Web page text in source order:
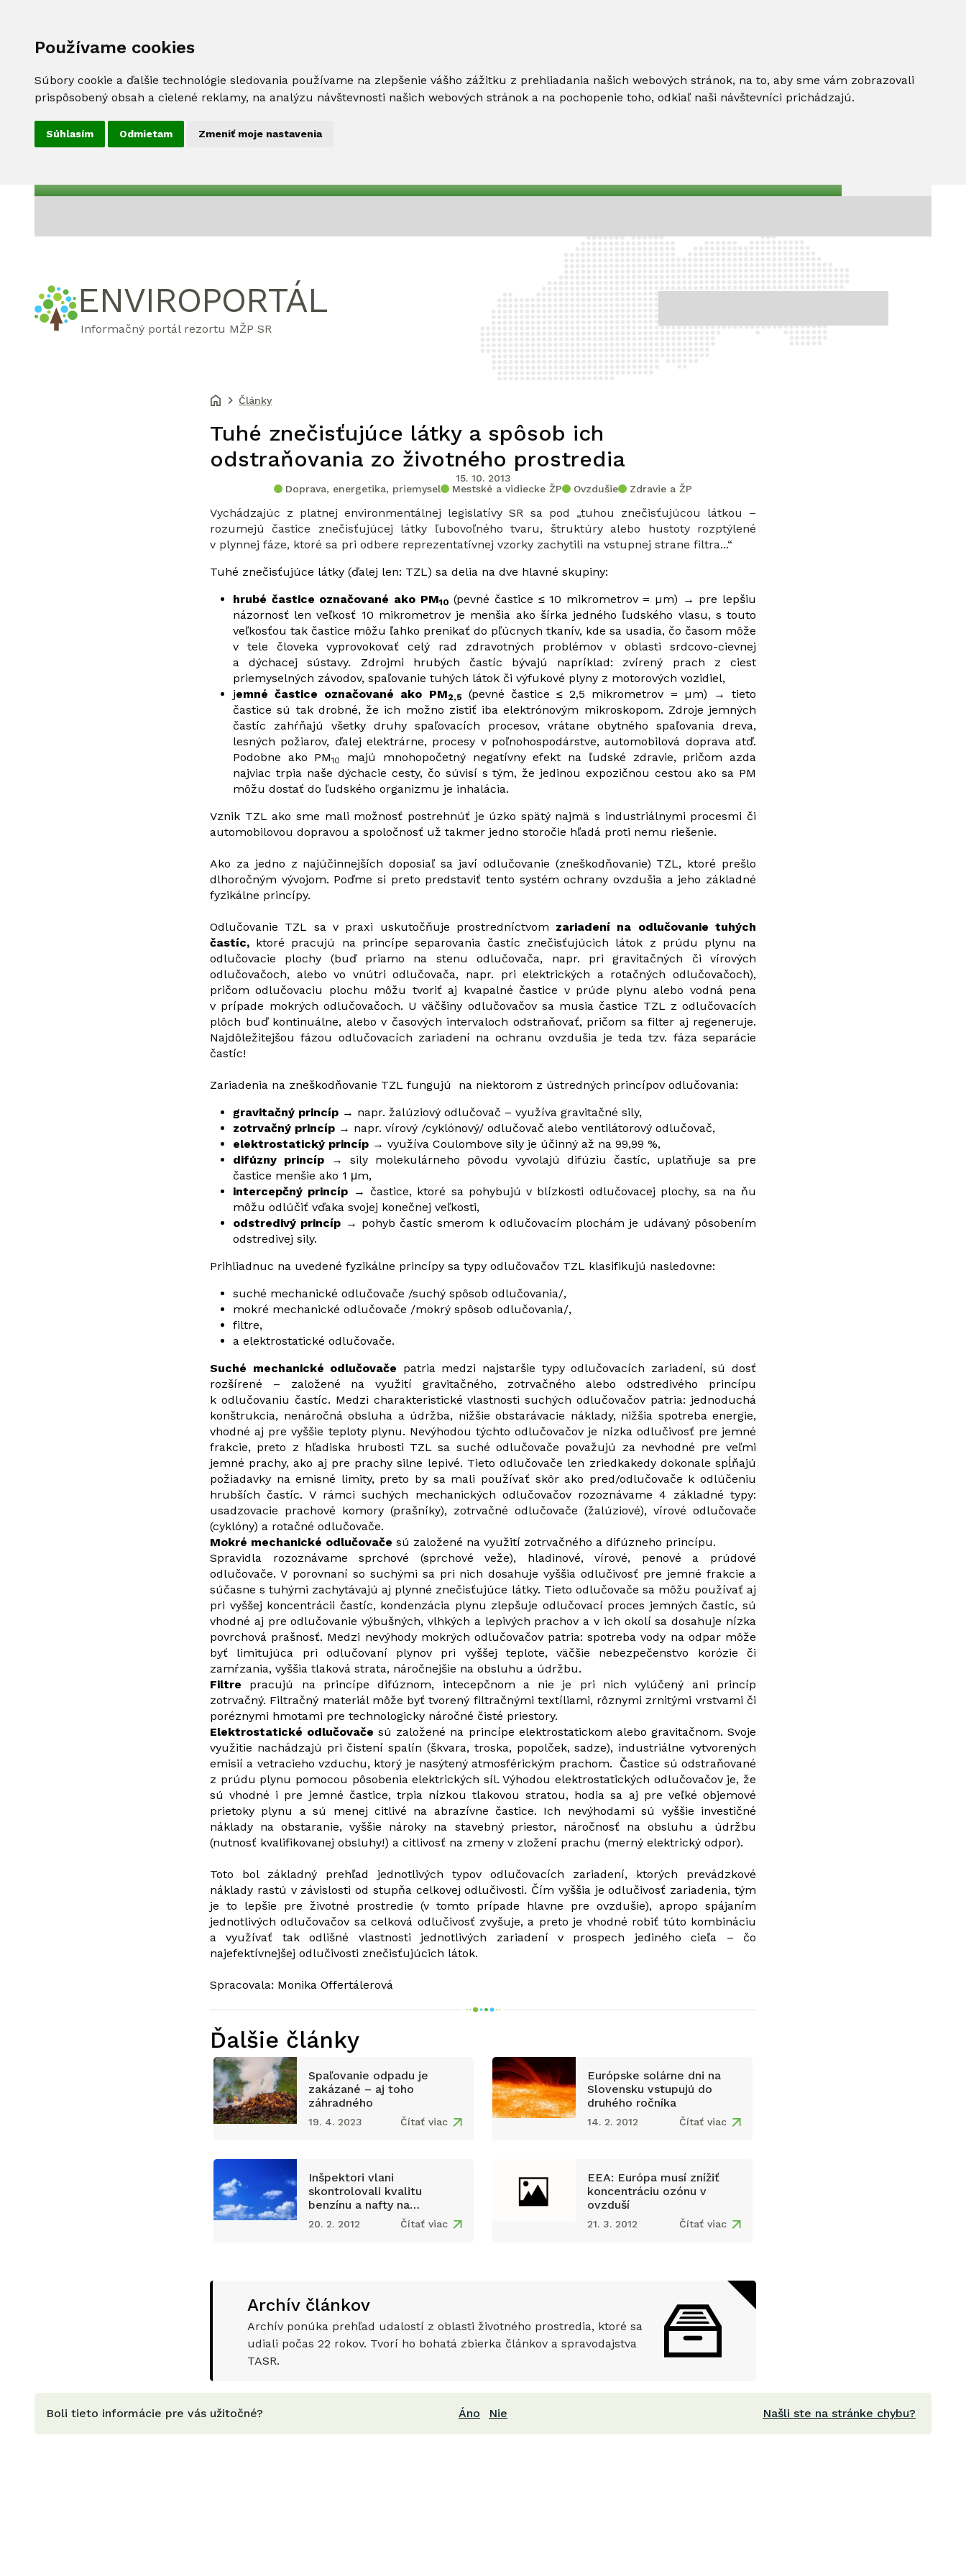
Používame cookies
Súbory cookie a ďalšie technológie sledovania používame na zlepšenie vášho zážitku z prehliadania našich webových stránok, na to, aby sme vám zobrazovali
prispôsobený obsah a cielené reklamy, na analýzu návštevnosti našich webových stránok a na pochopenie toho, odkiaľ naši návštevníci prichádzajú.
Súhlasím Odmietam Zmeniť moje nastavenia
ENVIROPORTÁL
Informačný portál rezortu MŽP SR
Články
Tuhé znečisťujúce látky a spôsob ich
odstraňovania zo životného prostredia
15. 10. 2013
Doprava, energetika, priemysel
Mestské a vidiecke ŽP Ovzdušie Zdravie a ŽP
Vychádzajúc z platnej environmentálnej legislatívy SR sa pod „tuhou znečisťujúcou látkou –
rozumejú častice znečisťujúcej látky ľubovoľného tvaru, štruktúry alebo hustoty rozptýlené
v plynnej fáze, ktoré sa pri odbere reprezentatívnej vzorky zachytili na vstupnej strane filtra...“
Tuhé znečisťujúce látky (ďalej len: TZL) sa delia na dve hlavné skupiny:
hrubé častice označované ako PM10 (pevné častice ≤ 10 mikrometrov = µm) → pre lepšiu
názornosť len veľkosť 10 mikrometrov je menšia ako šírka jedného ľudského vlasu, s touto
veľkosťou tak častice môžu ľahko prenikať do pľúcnych tkanív, kde sa usadia, čo časom môže
v tele človeka vyprovokovať celý rad zdravotných problémov v oblasti srdcovo-cievnej
a dýchacej sústavy. Zdrojmi hrubých častíc bývajú napríklad: zvírený prach z ciest
priemyselných závodov, spaľovanie tuhých látok či výfukové plyny z motorových vozidiel,
jemné častice označované ako PM2,5
(pevné častice ≤ 2,5 mikrometrov = µm) → tieto
častice sú tak drobné, že ich možno zistiť iba elektrónovým mikroskopom. Zdroje jemných
častíc zahŕňajú všetky druhy spaľovacích procesov, vrátane obytného spaľovania dreva,
lesných požiarov, ďalej elektrárne, procesy v poľnohospodárstve, automobilová doprava atď.
Podobne ako PM10
majú mnohopočetný negatívny efekt na ľudské zdravie, pričom azda
najviac trpia naše dýchacie cesty, čo súvisí s tým, že jedinou expozičnou cestou ako sa PM
môžu dostať do ľudského organizmu je inhalácia.
Vznik TZL ako sme mali možnosť postrehnúť je úzko spätý najmä s industriálnymi procesmi či
automobilovou dopravou a spoločnosť už takmer jedno storočie hľadá proti nemu riešenie.
Ako za jedno z najúčinnejších doposiaľ sa javí odlučovanie (zneškodňovanie) TZL, ktoré prešlo
dlhoročným vývojom. Poďme si preto predstaviť tento systém ochrany ovzdušia a jeho základné
fyzikálne princípy.
Odlučovanie TZL sa v praxi uskutočňuje prostredníctvom zariadení na odlučovanie tuhých
častíc, ktoré pracujú na princípe separovania častíc znečisťujúcich látok z prúdu plynu na
odlučovacie plochy (buď priamo na stenu odlučovača, napr. pri gravitačných či vírových
odlučovačoch, alebo vo vnútri odlučovača, napr. pri elektrických a rotačných odlučovačoch),
pričom odlučovaciu plochu môžu tvoriť aj kvapalné častice v prúde plynu alebo vodná pena
v prípade mokrých odlučovačoch. U väčšiny odlučovačov sa musia častice TZL z odlučovacích
plôch buď kontinuálne, alebo v časových intervaloch odstraňovať, pričom sa filter aj regeneruje.
Najdôležitejšou fázou odlučovacích zariadení na ochranu ovzdušia je teda tzv. fáza separácie
častíc!
Zariadenia na zneškodňovanie TZL fungujú na niektorom z ústredných princípov odlučovania:
gravitačný princíp → napr. žalúziový odlučovač – využíva gravitačné sily,
zotrvačný princíp → napr. vírový /cyklónový/ odlučovač alebo ventilátorový odlučovač,
elektrostatický princíp → využíva Coulombove sily je účinný až na 99,99 %,
difúzny princíp → sily molekulárneho pôvodu vyvolajú difúziu častíc, uplatňuje sa pre
častice menšie ako 1 μm,
intercepčný princíp → častice, ktoré sa pohybujú v blízkosti odlučovacej plochy, sa na ňu
môžu odlúčiť vďaka svojej konečnej veľkosti,
odstredivý princíp → pohyb častíc smerom k odlučovacím plochám je udávaný pôsobením
odstredivej sily.
Prihliadnuc na uvedené fyzikálne princípy sa typy odlučovačov TZL klasifikujú nasledovne:
suché mechanické odlučovače /suchý spôsob odlučovania/,
mokré mechanické odlučovače /mokrý spôsob odlučovania/,
filtre,
a elektrostatické odlučovače.
Suché mechanické odlučovače patria medzi najstaršie typy odlučovacích zariadení, sú dosť
rozšírené – založené na využití gravitačného, zotrvačného alebo odstredivého princípu
k odlučovaniu častíc. Medzi charakteristické vlastnosti suchých odlučovačov patria: jednoduchá
konštrukcia, nenáročná obsluha a údržba, nižšie obstarávacie náklady, nižšia spotreba energie,
vhodné aj pre vyššie teploty plynu. Nevýhodou týchto odlučovačov je nízka odlučivosť pre jemné
frakcie, preto z hľadiska hrubosti TZL sa suché odlučovače považujú za nevhodné pre veľmi
jemné prachy, ako aj pre prachy silne lepivé. Tieto odlučovače len zriedkakedy dokonale spĺňajú
požiadavky na emisné limity, preto by sa mali používať skôr ako pred/odlučovače k odlúčeniu
hrubších častíc. V rámci suchých mechanických odlučovačov rozoznávame 4 základné typy:
usadzovacie prachové komory (prašníky), zotrvačné odlučovače (žalúziové), vírové odlučovače
(cyklóny) a rotačné odlučovače.
Mokré mechanické odlučovače sú založené na využití zotrvačného a difúzneho princípu.
Spravidla rozoznávame sprchové (sprchové veže), hladinové, vírové, penové a prúdové
odlučovače. V porovnaní so suchými sa pri nich dosahuje vyššia odlučivosť pre jemné frakcie a
súčasne s tuhými zachytávajú aj plynné znečisťujúce látky. Tieto odlučovače sa môžu používať aj
pri vyššej koncentrácii častíc, kondenzácia plynu zlepšuje odlučovací proces jemných častíc, sú
vhodné aj pre odlučovanie výbušných, vlhkých a lepivých prachov a v ich okolí sa dosahuje nízka
povrchová prašnosť. Medzi nevýhody mokrých odlučovačov patria: spotreba vody na odpar môže
byť limitujúca pri odlučovaní plynov pri vyššej teplote, väčšie nebezpečenstvo korózie či
zamŕzania, vyššia tlaková strata, náročnejšie na obsluhu a údržbu.
Filtre pracujú na princípe difúznom, intecepčnom a nie je pri nich vylúčený ani princíp
zotrvačný. Filtračný materiál môže byť tvorený filtračnými textíliami, rôznymi zrnitými vrstvami či
poréznymi hmotami pre technologicky náročné čisté priestory.
Elektrostatické odlučovače sú založené na princípe elektrostatickom alebo gravitačnom. Svoje
využitie nachádzajú pri čistení spalín (škvara, troska, popolček, sadze), industriálne vytvorených
emisií a vetracieho vzduchu, ktorý je nasýtený atmosférickým prachom. Častice sú odstraňované
z prúdu plynu pomocou pôsobenia elektrických síl. Výhodou elektrostatických odlučovačov je, že
sú vhodné i pre jemné častice, trpia nízkou tlakovou stratou, hodia sa aj pre veľké objemové
prietoky plynu a sú menej citlivé na abrazívne častice. Ich nevýhodami sú vyššie investičné
náklady na obstaranie, vyššie nároky na stavebný priestor, náročnosť na obsluhu a údržbu
(nutnosť kvalifikovanej obsluhy!) a citlivosť na zmeny v zložení prachu (merný elektrický odpor).
Toto bol základný prehľad jednotlivých typov odlučovacích zariadení, ktorých prevádzkové
náklady rastú v závislosti od stupňa celkovej odlučivosti. Čím vyššia je odlučivosť zariadenia, tým
je to lepšie pre životné prostredie (v tomto prípade hlavne pre ovzdušie), apropo spájaním
jednotlivých odlučovačov sa celková odlučivosť zvyšuje, a preto je vhodné robiť túto kombináciu
a využívať tak odlišné vlastnosti jednotlivých zariadení v prospech jediného cieľa – čo
najefektívnejšej odlučivosti znečisťujúcich látok.
Spracovala: Monika Offertálerová
Ďalšie články
Spaľovanie odpadu je
zakázané – aj toho
záhradného
19. 4. 2023 Čítať viac
Európske solárne dni na
Slovensku vstupujú do
druhého ročníka
14. 2. 2012 Čítať viac
Inšpektori vlani
skontrolovali kvalitu
benzínu a nafty na
čerpacích staniciach
20. 2. 2012 Čítať viac
EEA: Európa musí znížiť
koncentráciu ozónu v
ovzduší
21. 3. 2012 Čítať viac
Archív článkov
Archív ponúka prehľad udalostí z oblasti životného prostredia, ktoré sa
udiali počas 22 rokov. Tvorí ho bohatá zbierka článkov a spravodajstva
TASR.
Boli tieto informácie pre vás užitočné? Áno Nie Našli ste na stránke chybu?